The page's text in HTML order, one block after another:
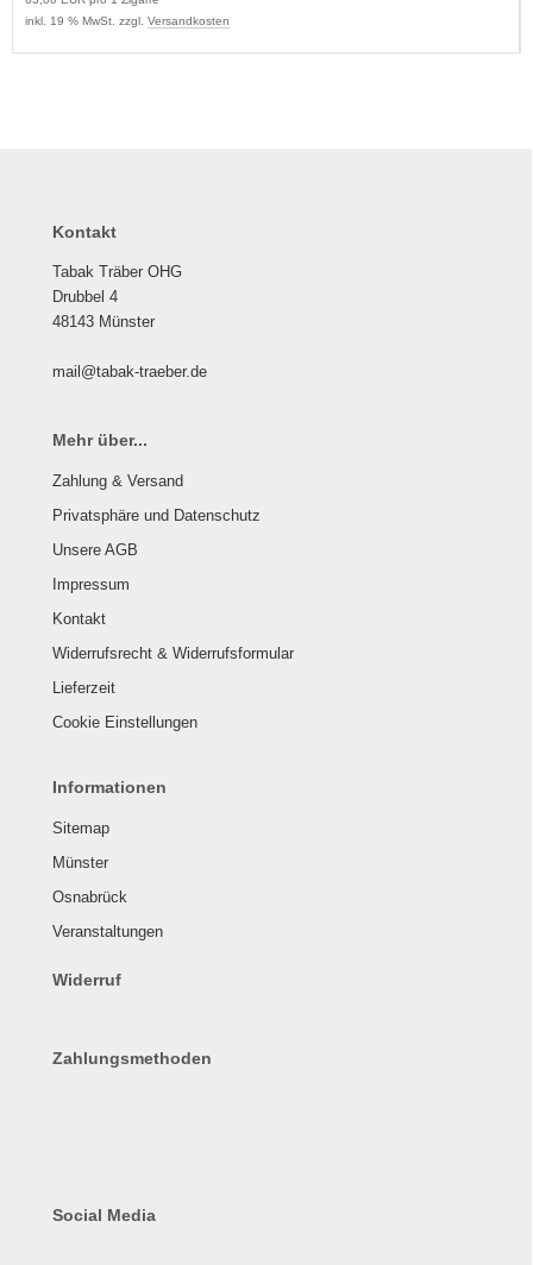
inkl. 19 % MwSt. zzgl. Versandkosten
Kontakt
Tabak Träber OHG
Drubbel 4
48143 Münster
mail@tabak-traeber.de
Mehr über...
Zahlung & Versand
Privatsphäre und Datenschutz
Unsere AGB
Impressum
Kontakt
Widerrufsrecht & Widerrufsformular
Lieferzeit
Cookie Einstellungen
Informationen
Sitemap
Münster
Osnabrück
Veranstaltungen
Widerruf
Zahlungsmethoden
Social Media